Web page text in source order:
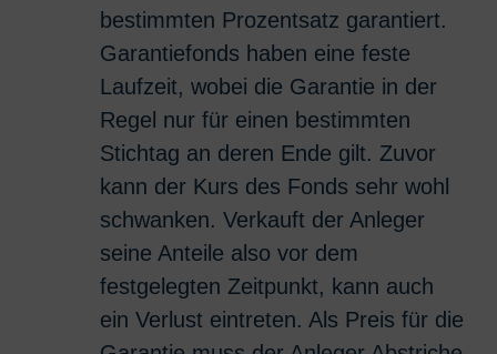
bestimmten Prozentsatz garantiert.
Garantiefonds haben eine feste
Laufzeit, wobei die Garantie in der
Regel nur für einen bestimmten
Stichtag an deren Ende gilt. Zuvor
kann der Kurs des Fonds sehr wohl
schwanken. Verkauft der Anleger
seine Anteile also vor dem
festgelegten Zeitpunkt, kann auch
ein Verlust eintreten. Als Preis für die